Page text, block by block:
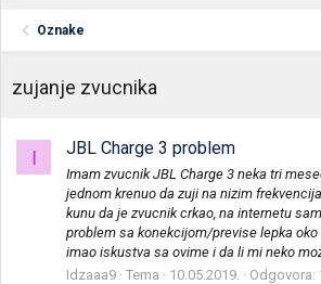
Oznake
zujanje zvucnika
I JBL Charge 3 problem
Imam zvucnik JBL Charge 3 neka tri
jednom krenuo da zuji na nizim
kunu da je zvucnik crkao, na internetu
problem sa konekcijom/previse lepka oko
imao iskustva sa ovime i da li mi neko
Idzaaa9 Tema 10.05.2019. Odgovora: